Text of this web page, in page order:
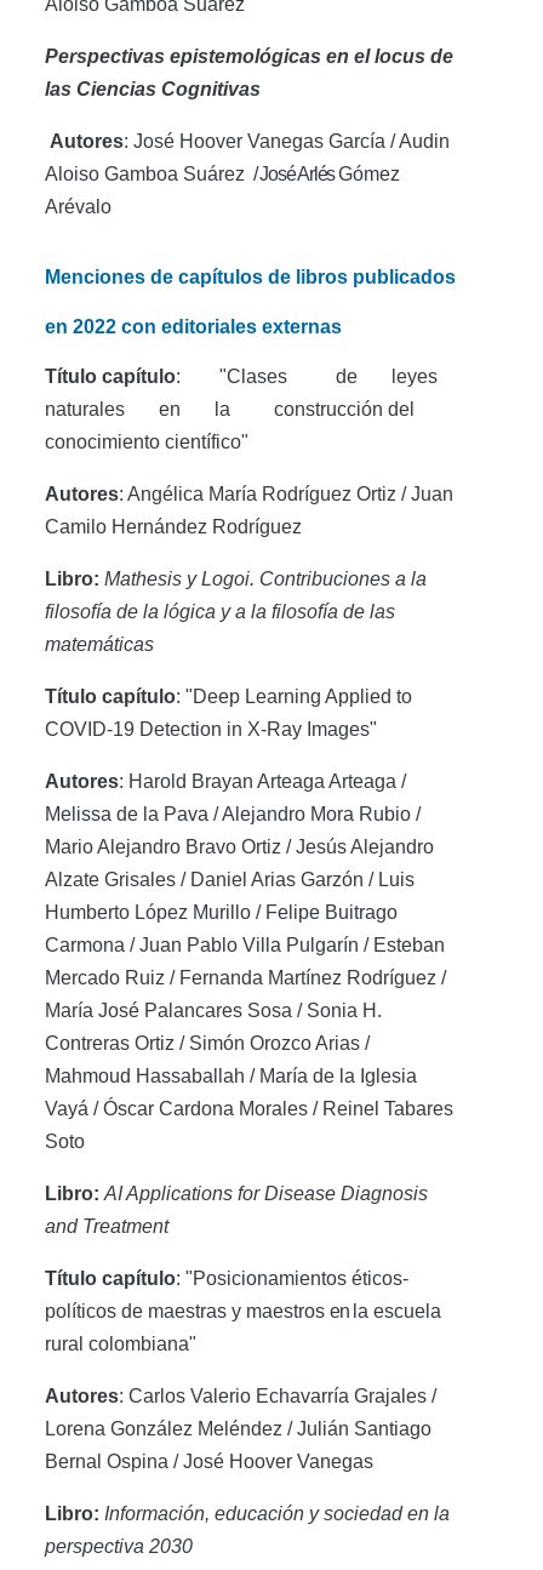
Aloiso Gamboa Suárez
Perspectivas epistemológicas en el locus de
las Ciencias Cognitivas
Autores: José Hoover Vanegas García / Audin
Aloiso Gamboa Suárez / José ArlésGómez
Arévalo
Menciones de capítulos de libros publicados
en 2022 con editoriales externas
Título capítulo: "Clases de leyes
naturales en la construcción del
conocimiento científico"
Autores: Angélica María Rodríguez Ortiz / Juan
Camilo Hernández Rodríguez
Libro: Mathesis y Logoi. Contribuciones a la
filosofía de la lógica y a la filosofía de las
matemáticas
Título capítulo: "Deep Learning Applied to
COVID-19 Detection in X-Ray Images"
Autores: Harold Brayan Arteaga Arteaga /
Melissa de la Pava / Alejandro Mora Rubio /
Mario Alejandro Bravo Ortiz / Jesús Alejandro
Alzate Grisales / Daniel Arias Garzón / Luis
Humberto López Murillo / Felipe Buitrago
Carmona / Juan Pablo Villa Pulgarín / Esteban
Mercado Ruiz / Fernanda Martínez Rodríguez /
María José Palancares Sosa / Sonia H.
Contreras Ortiz / Simón Orozco Arias /
Mahmoud Hassaballah / María de la Iglesia
Vayá / Óscar Cardona Morales / Reinel Tabares
Soto
Libro: AI Applications for Disease Diagnosis
and Treatment
Título capítulo: "Posicionamientos éticos-
políticos de maestras y maestros enla escuela
rural colombiana"
Autores: Carlos Valerio Echavarría Grajales /
Lorena González Meléndez / Julián Santiago
Bernal Ospina / José Hoover Vanegas
Libro: Información, educación y sociedad en la
perspectiva 2030